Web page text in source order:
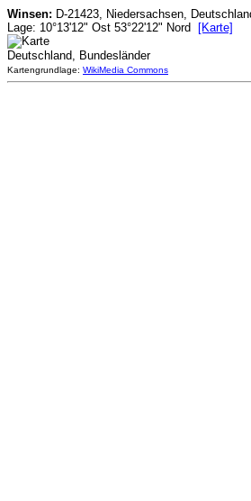
Winsen: D-21423, Niedersachsen,
Lage: 10°13'12" Ost 53°22'12" Nord
[Karte]
Deutschland, Bundesländer
Kartengrundlage: WikiMedia Commons